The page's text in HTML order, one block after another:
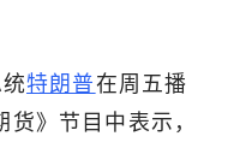
统特朗普在周五播
》节目中表示，